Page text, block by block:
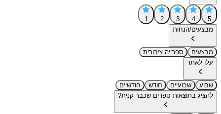
5
4
3
2
1
מבצעים/הנחות
מבצעים
ספרייה ציבורית
עלו לאתר
שבוע שבועיים חודש
חודשיים
להציג בתוצאות ספרים שכבר קנית?